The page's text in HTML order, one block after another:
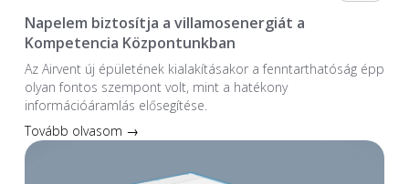
Napelem biztosítja a villamosenergiát a
Kompetencia Központunkban
Az Airvent új épületének kialakításakor a fenntarthatóság épp
olyan fontos szempont volt, mint a hatékony
információáramlás elősegítése.
Tovább olvasom →